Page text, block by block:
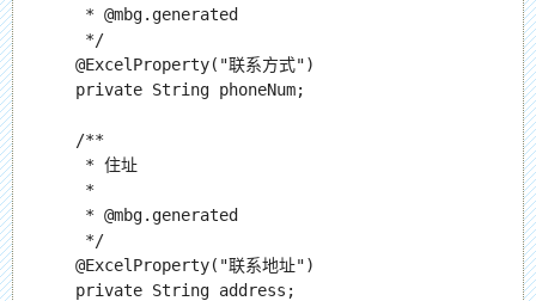
     * @mbg.generated
     */
    @ExcelProperty("联系方式")
    private String phoneNum;
    /**
     * 住址
     *
     * @mbg.generated
     */
    @ExcelProperty("联系地址")
    private String address;